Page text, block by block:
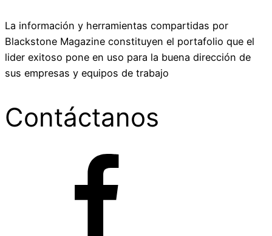
La información y herramientas compartidas por
Blackstone Magazine constituyen el portafolio que el
lider exitoso pone en uso para la buena dirección de
sus empresas y equipos de trabajo
Contáctanos